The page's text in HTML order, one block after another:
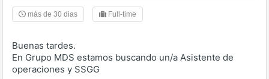
más de 30 dias Full-time
Buenas tardes.
En Grupo MDS estamos buscando un/a Asistente de
operaciones y SSGG